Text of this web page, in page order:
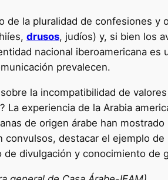
de la pluralidad de confesiones y
drusos, judíos) y, si bien los
nacional iberoamericana
prevalecen.
la incompatibilidad de
experiencia de la Arabia
de origen árabe han
destacar el ejemplo
divulgación y conocimiento de